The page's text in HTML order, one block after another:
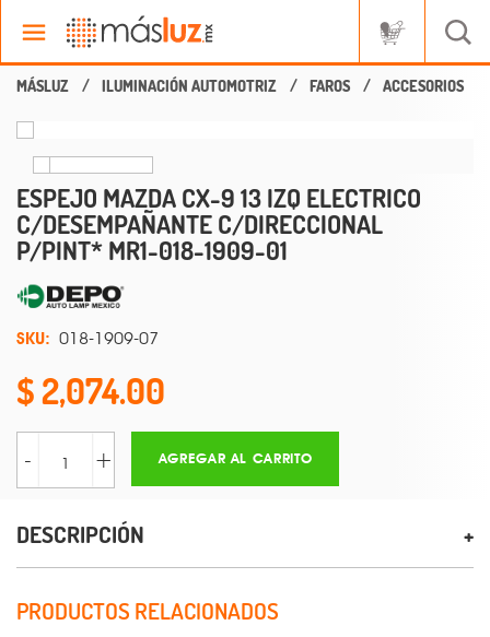
ILUMINACIÓN AUTOMOTRIZ FAROS ACCESORIOS
ESPEJO MAZDA CX-9 13 IZQ ELECTRICO
C/DESEMPAÑANTE C/DIRECCIONAL
P/PINT* MR1-018-1909-01
SKU: 018-1909-07
2,074.00
- + AGREGAR AL CARRITO
DESCRIPCIÓN
PRODUCTOS RELACIONADOS